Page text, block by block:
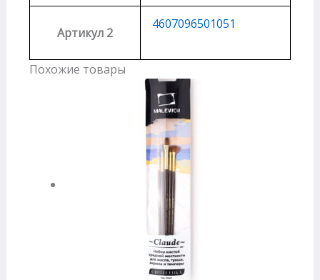
Артикул 2
4607096501051
Похожие товары